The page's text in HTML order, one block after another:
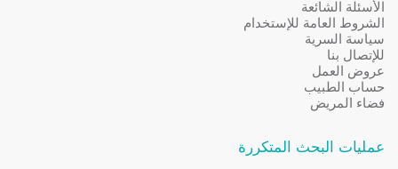
الأسئلة الشائعة
الشروط العامة للإستخدام
سياسة السرية
للإتصال بنا
عروض العمل
حساب الطبيب
فضاء المريض
عمليات البحث المتكررة